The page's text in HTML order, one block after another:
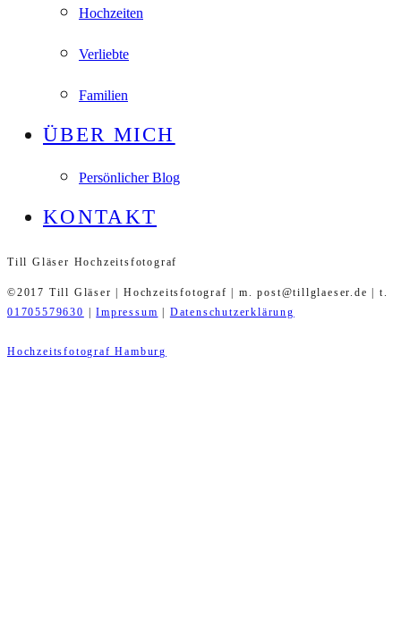
Hochzeiten
Verliebte
Familien
ÜBER MICH
Persönlicher Blog
KONTAKT
Till Gläser Hochzeitsfotograf
©2017 Till Gläser | Hochzeitsfotograf | m. post@tillglaeser.de | t.
01705579630
|Impressum Datenschutzerklärung
Hochzeitsfotograf Hamburg